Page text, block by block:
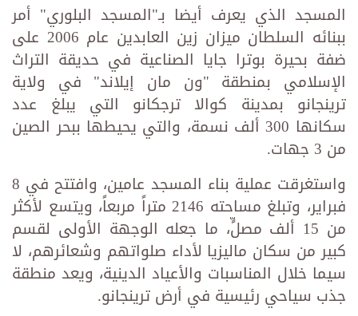
المسجد الذي يعرف أيضا بـ"المسجد البلوري" أمر
ببنائه السلطان ميزان زين العابدين عام 2006 على
ضفة بحيرة بوترا جايا الصناعية في حديقة التراث
الإسلامي بمنطقة "ون مان إيلاند" في ولاية
ترينجانو بمدينة كوالا ترجكانو التي يبلغ عدد
سكانها 300 ألف نسمة، والتي يحيطها ببحر الصين
من 3 جهات.
واستغرقت عملية بناء المسجد عامين، وافتتح في 8
فبراير، وتبلغ مساحته 2146 متراً مربعاً، ويتسع لأكثر
من 15 ألف مصلٍّ، ما جعله الوجهة الأولى لقسم
كبير من سكان ماليزيا لأداء صلواتهم وشعائرهم، لا
سيما خلال المناسبات والأعياد الدينية، ويعد منطقة
جذب سياحي رئيسية في أرض ترينجانو.